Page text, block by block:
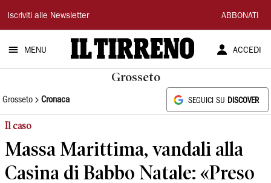
Il
Tirreno
Iscriviti alle Newsletter ABBONATI
MENU ACCEDI
Grosseto
Grosseto Cronaca SEGUICI SU DISCOVER
Il caso
Massa Marittima, vandali alla
Casina di Babbo Natale: «Preso